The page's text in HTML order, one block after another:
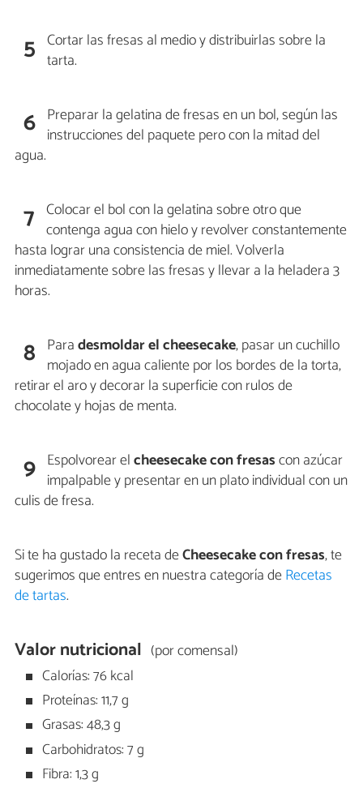
5 Cortar las fresas al medio y distribuirlas sobre la
tarta.
6 Preparar la gelatina de fresas en un bol, según las
instrucciones del paquete pero con la mitad del
agua.
7 Colocar el bol con la gelatina sobre otro que
contenga agua con hielo y revolver constantemente
hasta lograr una consistencia de miel. Volverla
inmediatamente sobre las fresas y llevar a la heladera 3
horas.
8 Paradesmoldar el cheesecake, pasar un cuchillo
mojado en agua caliente por los bordes de la torta,
retirar el aro y decorar la superficie con rulos de
chocolate y hojas de menta.
9 Espolvorear elcheesecake con fresascon azúcar
impalpable y presentar en un plato individual con un
culis de fresa.
Si te ha gustado la receta deCheesecake con fresas, te
sugerimos que entres en nuestra categoría deRecetas
de tartas.
Valor nutricional (por comensal)
Calorías: 76 kcal
Proteínas: 11,7 g
Grasas: 48,3 g
Carbohidratos: 7 g
Fibra: 1,3 g